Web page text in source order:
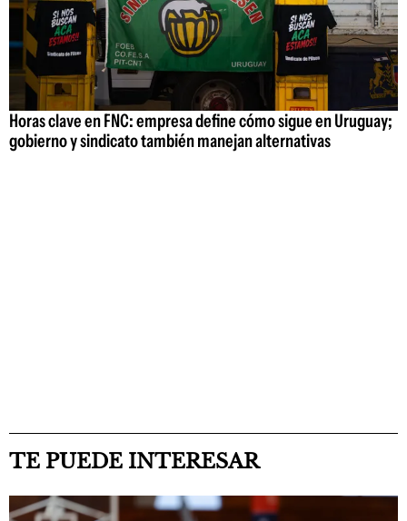
Horas clave en FNC: empresa define cómo sigue en Uruguay;
gobierno y sindicato también manejan alternativas
TE PUEDE INTERESAR